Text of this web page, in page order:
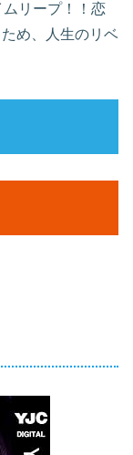
リープ！！恋
め、人生のリベ